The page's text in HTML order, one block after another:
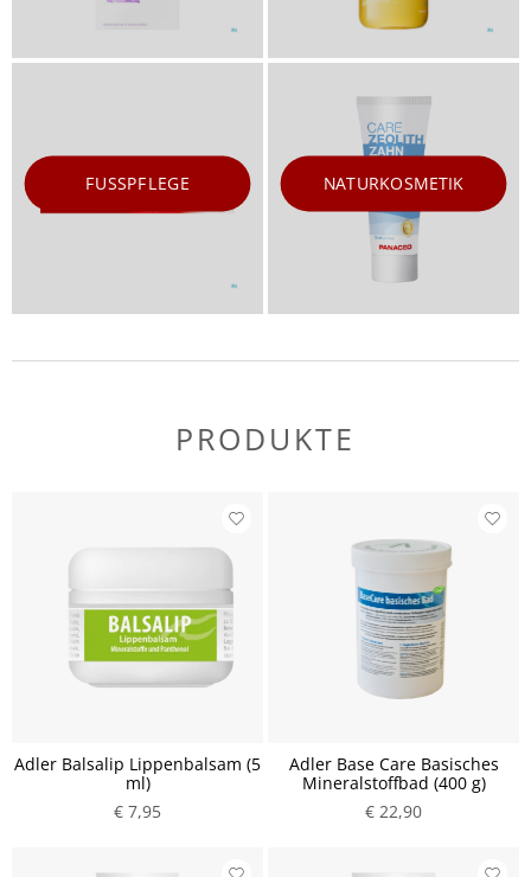
FUSSPFLEGE NATURKOSMETIK
PRODUKTE
Adler Balsalip Lippenbalsam (5
ml)
€ 7,95
Adler Base Care Basisches
Mineralstoffbad (400 g)
€ 22,90